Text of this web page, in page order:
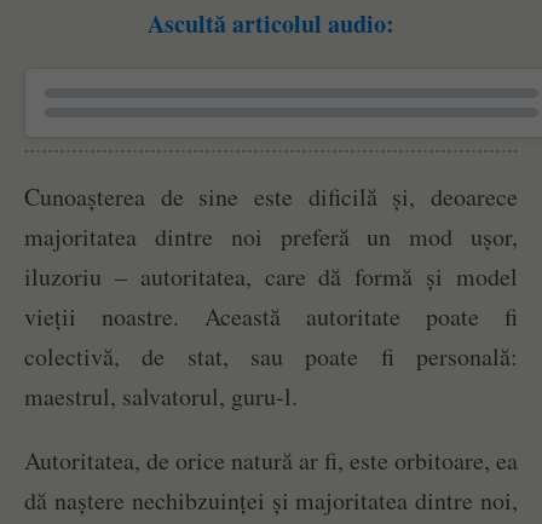
Ascultă articolul audio:
Cunoașterea de sine este dificilă și, deoarece
majoritatea dintre noi preferă un mod ușor,
iluzoriu – autoritatea, care dă formă și model
vieții noastre. Această autoritate poate fi
colectivă, de stat, sau poate fi personală:
maestrul, salvatorul, guru-l.
Autoritatea, de orice natură ar fi, este orbitoare, ea
dă naștere nechibzuinței și majoritatea dintre noi,